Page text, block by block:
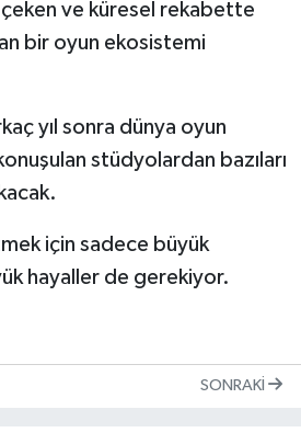
çeken ve küresel rekabette
bir oyun ekosistemi
yıl sonra dünya oyun
stüdyolardan bazıları
için sadece büyük
hayaller de gerekiyor.
SONRAKI